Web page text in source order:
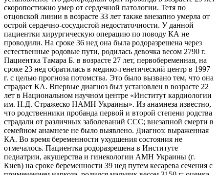
скоропостижно умер от сердечной патологии. Тетя по
отцовской линии в возрасте 33 лет также внезапно умерла от
острой сердечно-сосудистой недостаточности. У данной
пациентки хирургическую операцию по поводу КА не
проводили. На сроке 36 нед она была родоразрешена через
естественные родовые пути, родилась девочка весом 2790 г.
Пациентка Тамара Б. в возрасте 27 лет, первобеременная, на
сроке 23 нед обратилась в медико-генетический центр в 1997
г. с целью прогноза потомства. Это было вызвано тем, что она
страдает КА. Впервые диагноз был установлен в возрасте 22
лет в Национальном научном центре «Институт кардиологии
им. Н.Д. Стражеско НАМН Украины». Из анамнеза известно,
что родственники пробанда первой и второй степени родства
страдали от различных заболеваний ССС; внезапной смерти в
семейном анамнезе не было выявлено. Диагноз: выраженная
КА. Во время беременности ухудшения состояния не
отмечалось. Пациентка родоразрешена в Институте
педиатрии, акушерства и гинекологии АМН Украины (г.
Киев) на сроке беременности 39 нед путем кесарева сечения с